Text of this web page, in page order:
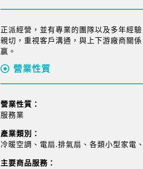
正派經營，並有專業的團隊以及多年經
親切，重視客戶溝通，與上下游廠商關
贏。
營業性質
營業性質：
服務業
產業類別：
冷暖空調、電扇.排氣扇、各類小型家電
主要商品服務：